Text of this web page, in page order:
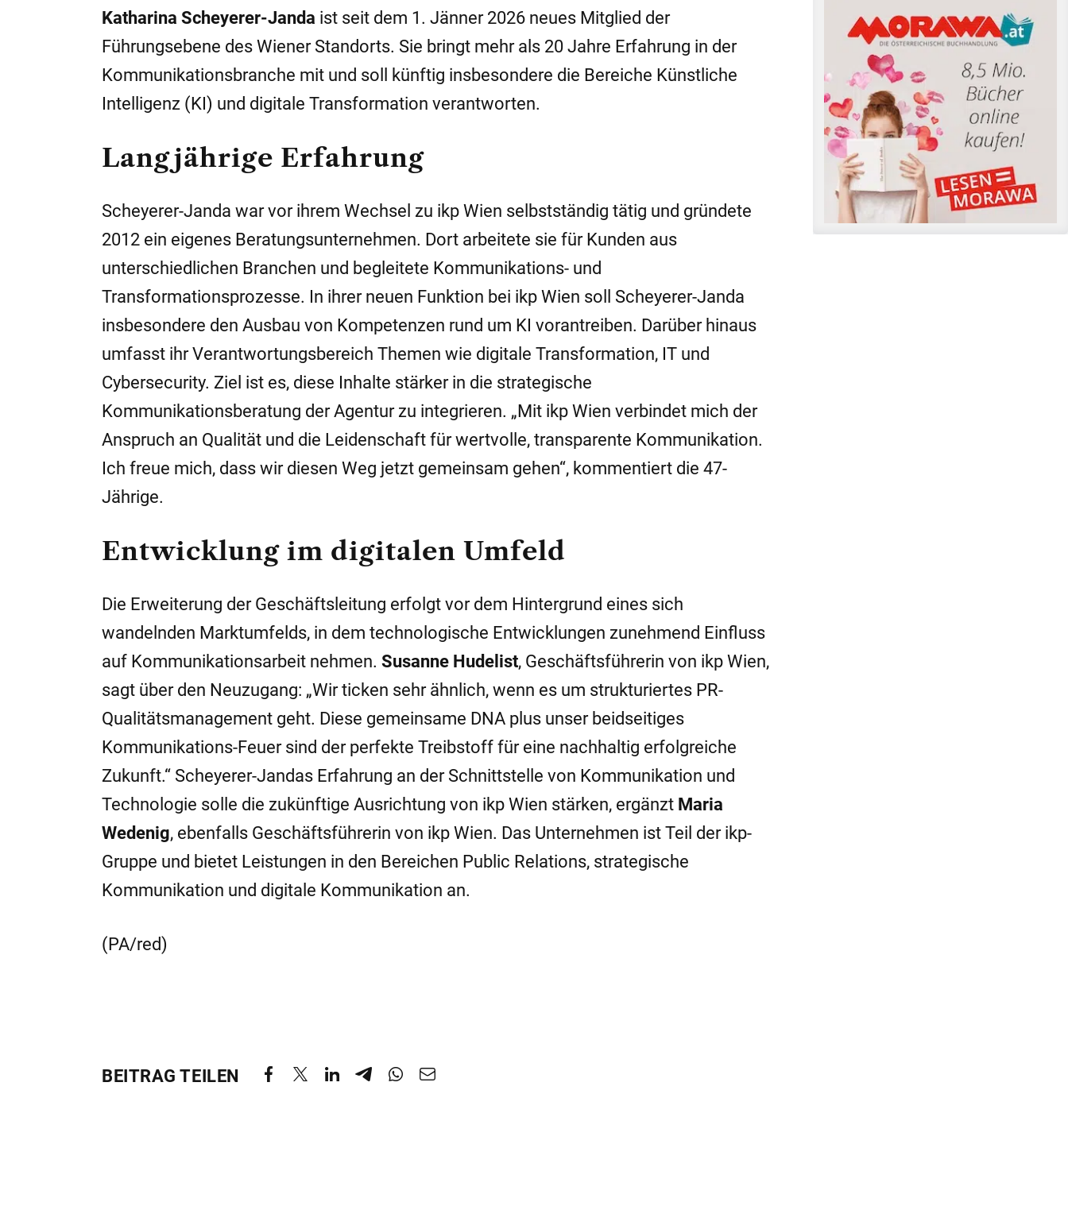
Katharina Scheyerer-Janda ist seit dem 1. Jänner 2026 neues Mitglied der
Führungsebene des Wiener Standorts. Sie bringt mehr als 20 Jahre Erfahrung in der
Kommunikationsbranche mit und soll künftig insbesondere die Bereiche Künstliche
Intelligenz (KI) und digitale Transformation verantworten.
Langjährige Erfahrung
Scheyerer-Janda war vor ihrem Wechsel zu ikp Wien selbstständig tätig und gründete
2012 ein eigenes Beratungsunternehmen. Dort arbeitete sie für Kunden aus
unterschiedlichen Branchen und begleitete Kommunikations- und
Transformationsprozesse. In ihrer neuen Funktion bei ikp Wien soll Scheyerer-Janda
insbesondere den Ausbau von Kompetenzen rund um KI vorantreiben. Darüber hinaus
umfasst ihr Verantwortungsbereich Themen wie digitale Transformation, IT und
Cybersecurity. Ziel ist es, diese Inhalte stärker in die strategische
Kommunikationsberatung der Agentur zu integrieren. „Mit ikp Wien verbindet mich der
Anspruch an Qualität und die Leidenschaft für wertvolle, transparente Kommunikation.
Ich freue mich, dass wir diesen Weg jetzt gemeinsam gehen“, kommentiert die 47-
Jährige.
Entwicklung im digitalen Umfeld
Die Erweiterung der Geschäftsleitung erfolgt vor dem Hintergrund eines sich
wandelnden Marktumfelds, in dem technologische Entwicklungen zunehmend Einfluss
auf Kommunikationsarbeit nehmen. Susanne Hudelist, Geschäftsführerin von ikp Wien,
sagt über den Neuzugang: „Wir ticken sehr ähnlich, wenn es um strukturiertes PR-
Qualitätsmanagement geht. Diese gemeinsame DNA plus unser beidseitiges
Kommunikations-Feuer sind der perfekte Treibstoff für eine nachhaltig erfolgreiche
Zukunft.“ Scheyerer-Jandas Erfahrung an der Schnittstelle von Kommunikation und
Technologie solle die zukünftige Ausrichtung von ikp Wien stärken, ergänzt Maria
Wedenig, ebenfalls Geschäftsführerin von ikp Wien. Das Unternehmen ist Teil der ikp-
Gruppe und bietet Leistungen in den Bereichen Public Relations, strategische
Kommunikation und digitale Kommunikation an.
(PA/red)
BEITRAG TEILEN